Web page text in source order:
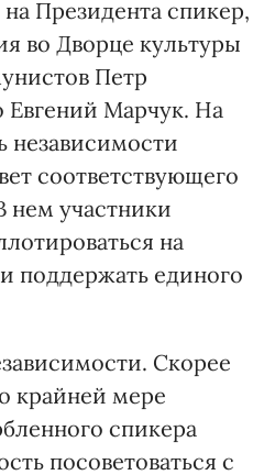
Президента спикер,
во Дворце культуры
Петр
Евгений Марчук. На
независимости
соответствующего
нем участники
на
поддержать единого
Скорее
крайней мере
спикера
посоветоваться с